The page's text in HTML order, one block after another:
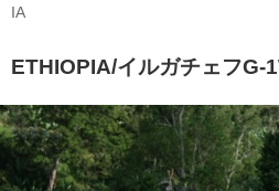
IA
ETHIOPIA/イルガチェフG-